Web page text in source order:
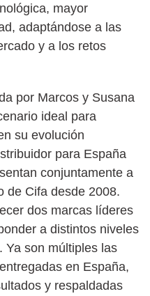
mayor
adaptándose a las
y a los retos
por Marcos y Susana
ideal para
su evolución
para España
conjuntamente a
de Cifa desde 2008.
dos marcas líderes
a distintos niveles
Ya son múltiples las
en España,
y respaldadas